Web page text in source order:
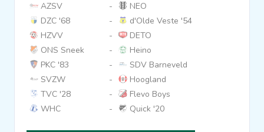
AZSV
-
NEO
DZC '68
-
d'Olde Veste '54
HZVV
-
DETO
ONS Sneek
-
Heino
PKC '83
-
SDV Barneveld
SVZW
-
Hoogland
TVC '28
-
Flevo Boys
WHC
- Quick '20